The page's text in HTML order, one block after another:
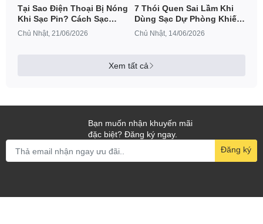
Tại Sao Điện Thoại Bị Nóng
Khi Sạc Pin? Cách Sạc
Đúng Cách Giúp Kéo Dài
Tuổi Thọ Pin
Chủ Nhật, 21/06/2026
7 Thói Quen Sai Lầm Khi
Dùng Sạc Dự Phòng Khiến
Pin Nhanh "Vừa Chai Vừa
Phồng"
Chủ Nhật, 14/06/2026
Xem tất cả
Bạn muốn nhận khuyến mãi
đặc biệt? Đăng ký ngay.
Đăng ký